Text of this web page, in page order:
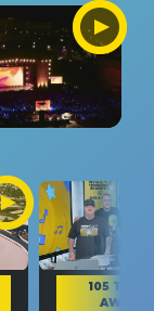
105 TAKE
AWAY